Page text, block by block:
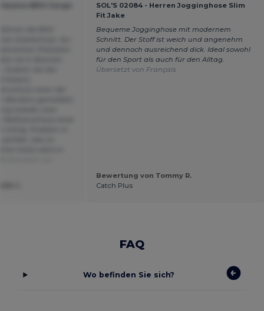
SOL'S 02084 - Herren Jogginghose Slim
Fit Jake
Bequeme Jogginghose mit modernem
Schnitt. Der Stoff ist weich und angenehm
und dennoch ausreichend dick. Ideal sowohl
für den Sport als auch für den Alltag.
Übersetzt von Français
Bewertung von Tommy R.
Catch Plus
FAQ
Wo befinden Sie sich?